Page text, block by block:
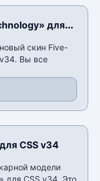
для
скин Five-
Вы все
CSS v34
модели
для CSS v34. Это